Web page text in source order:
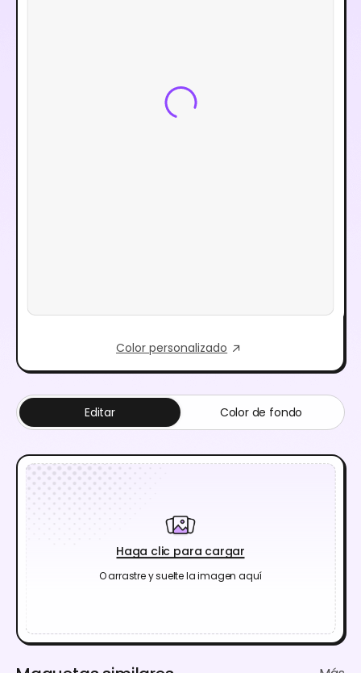
Color personalizado
Haga clic para cargar
O arrastre y suelte la imagen aquí
Editar Color de fondo